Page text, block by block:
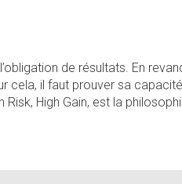
de résultats. En
il faut prouver sa
High Gain, est la